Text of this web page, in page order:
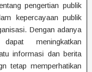
pengertian publik
kepercayaan publik
Dengan adanya
meningkatkan
informasi dan berita
tetap memperhatikan